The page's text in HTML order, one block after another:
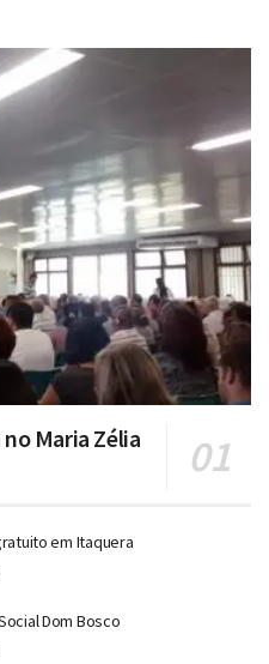
Maria Zélia
em Itaquera
Dom Bosco